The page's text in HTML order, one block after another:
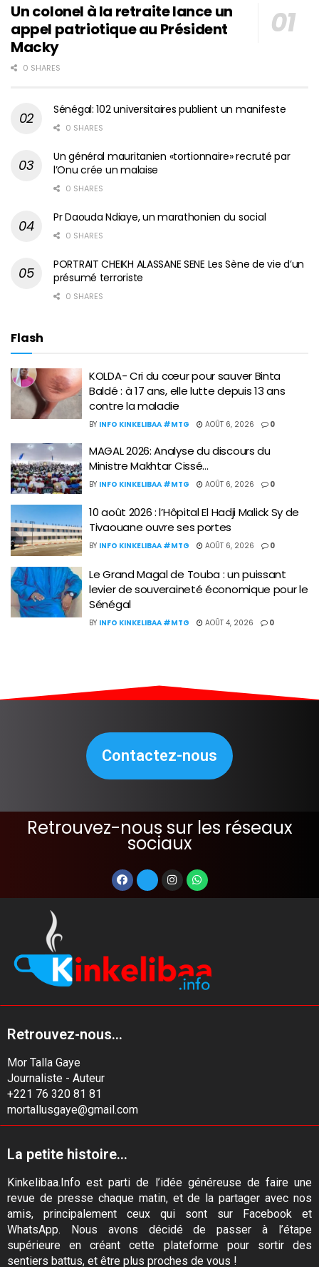
Un colonel à la retraite lance un
appel patriotique au Président
Macky
0 SHARES
Sénégal: 102 universitaires publient un manifeste
0 SHARES
Un général mauritanien «tortionnaire» recruté par
l’Onu crée un malaise
0 SHARES
Pr Daouda Ndiaye, un marathonien du social
0 SHARES
PORTRAIT CHEIKH ALASSANE SENE Les Sène de vie d’un
présumé terroriste
0 SHARES
Flash
KOLDA- Cri du cœur pour sauver Binta
Baldé : à 17 ans, elle lutte depuis 13 ans
contre la maladie
BY INFO KINKELIBAA #MTG AOÛT 6, 2026 0
MAGAL 2026: Analyse du discours du
Ministre Makhtar Cissé…
BY INFO KINKELIBAA #MTG AOÛT 6, 2026 0
10 août 2026 : l’Hôpital El Hadji Malick Sy de
Tivaouane ouvre ses portes
BY INFO KINKELIBAA #MTG AOÛT 6, 2026 0
Le Grand Magal de Touba : un puissant
levier de souveraineté économique pour le
Sénégal
BY INFO KINKELIBAA #MTG AOÛT 4, 2026 0
Contactez-nous
Retrouvez-nous sur les réseaux
sociaux
Retrouvez-nous...
Mor Talla Gaye
Journaliste - Auteur
+221 76 320 81 81
mortallusgaye@gmail.com
La petite histoire...
Kinkelibaa.Info est parti de l’idée généreuse de faire une
revue de presse chaque matin, et de la partager avec nos
amis, principalement ceux qui sont sur Facebook et
WhatsApp. Nous avons décidé de passer à l’étape
supérieure en créant cette plateforme pour sortir des
sentiers battus, et être plus proches de vous !